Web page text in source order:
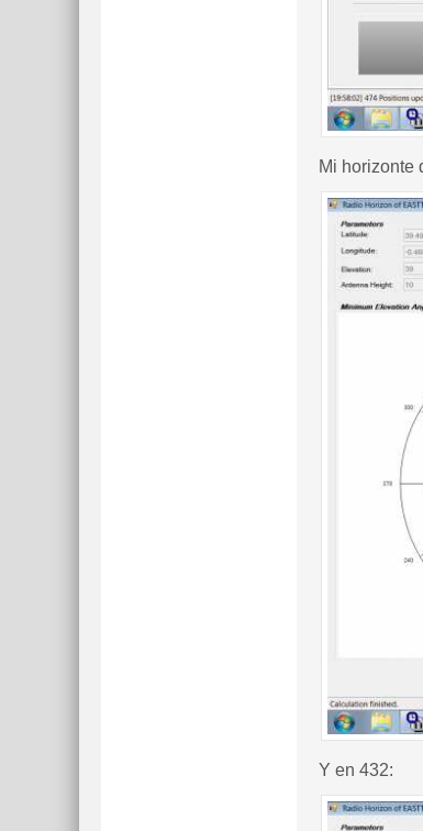
Mi horizonte
Y en 432: